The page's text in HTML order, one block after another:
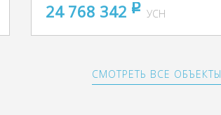
24 768 342 pуб
УСН
СМОТРЕТЬ ВСЕ ОБЪЕКТЫ